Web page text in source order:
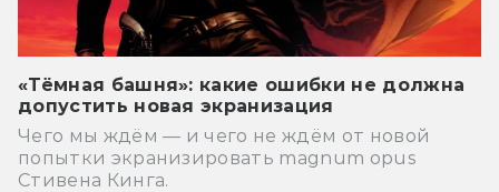
«Тёмная башня»: какие ошибки не должна
допустить новая экранизация
Чего мы ждём — и чего не ждём от новой
попытки экранизировать magnum opus
Стивена Кинга.